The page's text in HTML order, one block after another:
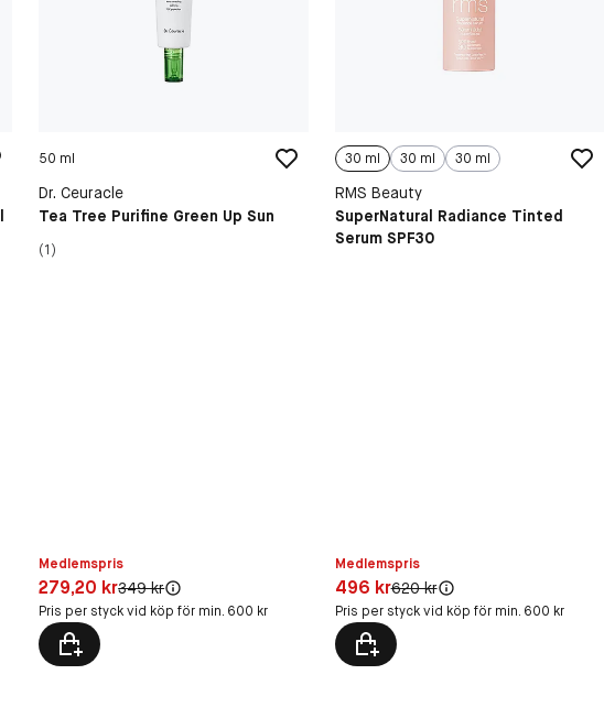
50 ml
Dr. Ceuracle
Tea Tree Purifine Green Up Sun
(1)
Medlemspris
Pris: 279,20 kr
279,20 krOriginal pris:
349 kr
Pris per styck vid köp för min. 600 kr
30 ml 30 ml 30 ml
RMS Beauty
SuperNatural Radiance Tinted
Serum SPF30
Medlemspris
Pris: 496 kr
496 krOriginal pris:
620 kr
Pris per styck vid köp för min. 600 kr